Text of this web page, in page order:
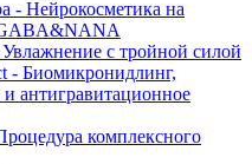
- Нейрокосметика на
с тройной силой
- Биомикронидлинг,
антигравитационное
комплексного